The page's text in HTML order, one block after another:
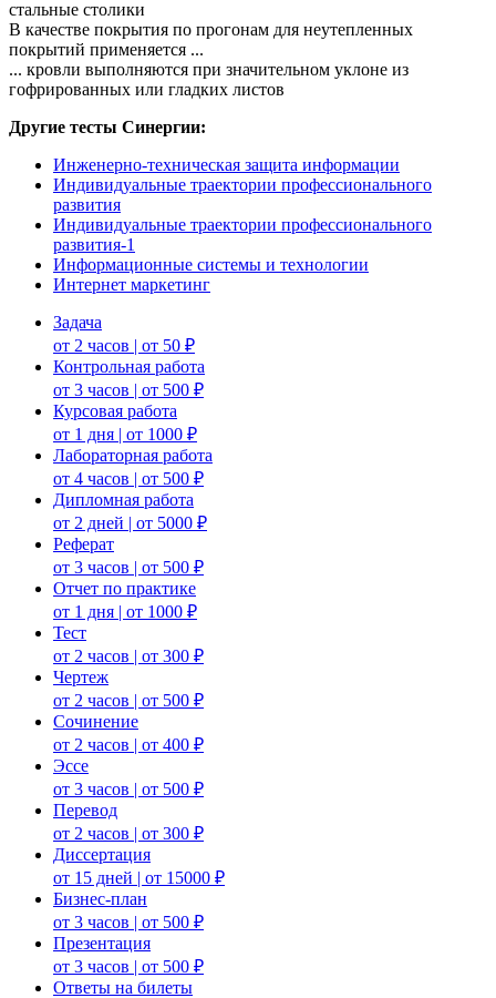
стальные столики
В качестве покрытия по прогонам для неутепленных
покрытий применяется ...
... кровли выполняются при значительном уклоне из
гофрированных или гладких листов
Другие тесты Синергии:
Инженерно-техническая защита информации
Индивидуальные траектории профессионального
развития
Индивидуальные траектории профессионального
развития-1
Информационные системы и технологии
Интернет маркетинг
Задача
от 2 часов | от 50 ₽
Контрольная работа
от 3 часов | от 500 ₽
Курсовая работа
от 1 дня | от 1000 ₽
Лабораторная работа
от 4 часов | от 500 ₽
Дипломная работа
от 2 дней | от 5000 ₽
Реферат
от 3 часов | от 500 ₽
Отчет по практике
от 1 дня | от 1000 ₽
Тест
от 2 часов | от 300 ₽
Чертеж
от 2 часов | от 500 ₽
Сочинение
от 2 часов | от 400 ₽
Эссе
от 3 часов | от 500 ₽
Перевод
от 2 часов | от 300 ₽
Диссертация
от 15 дней | от 15000 ₽
Бизнес-план
от 3 часов | от 500 ₽
Презентация
от 3 часов | от 500 ₽
Ответы на билеты